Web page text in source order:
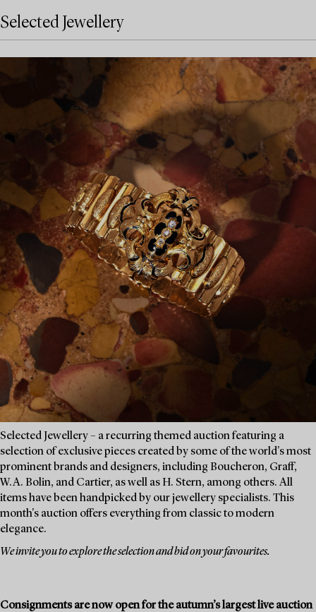
Selected Jewellery
Selected Jewellery – a recurring themed auction featuring a
selection of exclusive pieces created by some of the world's most
prominent brands and designers, including Boucheron, Graff,
W.A. Bolin, and Cartier, as well as H. Stern, among others. All
items have been handpicked by our jewellery specialists. This
month's auction offers everything from classic to modern
elegance.
We invite you to explore the selection and bid on your favourites.
Consignments are now open for the autumn’s largest live auction